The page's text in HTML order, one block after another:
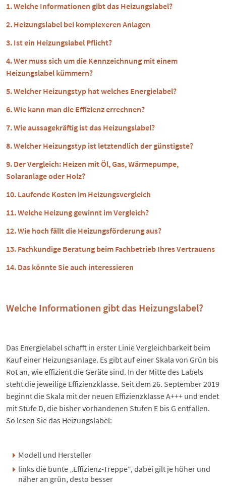
Welche Informationen gibt das Heizungslabel?
Heizungslabel bei komplexeren Anlagen
Ist ein Heizungslabel Pflicht?
Wer muss sich um die Kennzeichnung mit einem
Heizungslabel kümmern?
Welcher Heizungstyp hat welches Energielabel?
Wie kann man die Effizienz errechnen?
Wie aussagekräftig ist das Heizungslabel?
Welcher Heizungstyp ist letztendlich der günstigste?
Der Vergleich: Heizen mit Öl, Gas, Wärmepumpe,
Solaranlage oder Holz?
Laufende Kosten im Heizungsvergleich
Welche Heizung gewinnt im Vergleich?
Wie hoch fällt die Heizungsförderung aus?
Fachkundige Beratung beim Fachbetrieb Ihres Vertrauens
Das könnte Sie auch interessieren
Welche Informationen gibt das Heizungslabel?
Das Energielabel schafft in erster Linie Vergleichbarkeit beim
Kauf einer Heizungsanlage. Es gibt auf einer Skala von Grün bis
Rot an, wie effizient die Geräte sind. In der Mitte des Labels
steht die jeweilige Effizienzklasse. Seit dem 26. September 2019
beginnt die Skala mit der neuen Effizienzklasse A+++ und endet
mit Stufe D, die bisher vorhandenen Stufen E bis G entfallen.
So lesen Sie das Heizungslabel:
Modell und Hersteller
links die bunte „Effizienz-Treppe“, dabei gilt je höher und
näher an grün, desto besser